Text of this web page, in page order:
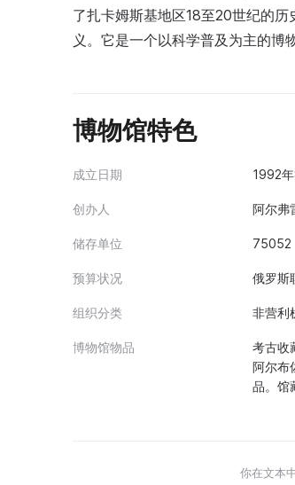
了扎卡姆斯基地区18至20世纪的
义。它是一个以科学普及为主的博
博物馆特色
成立日期 1992
创办人 阿尔弗
储存单位 75052
预算状况 俄罗斯
组织分类 非营利
博物馆物品
考古收
阿尔
品。馆
你在文本